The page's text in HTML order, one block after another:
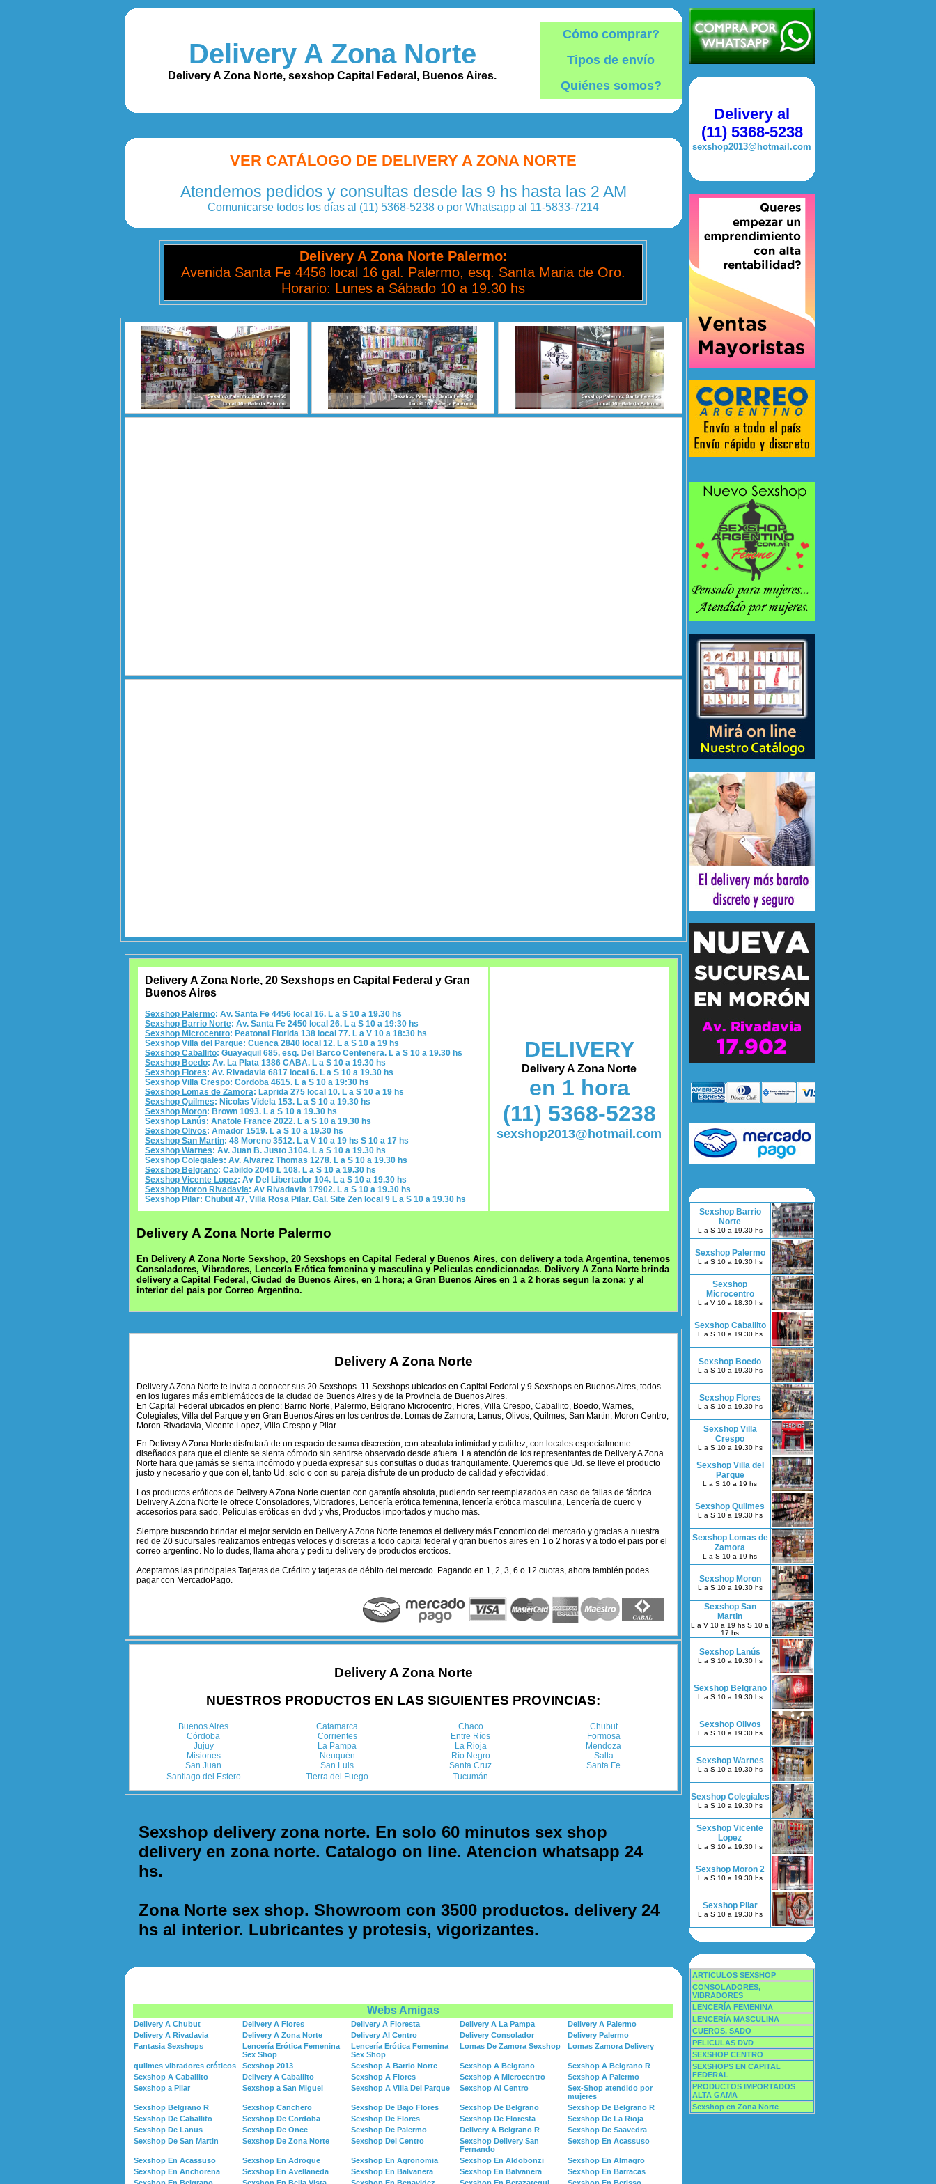
Delivery A Zona Norte
Delivery A Zona Norte, sexshop Capital Federal, Buenos Aires.
Cómo comprar?
Tipos de envío
Quiénes somos?
VER CATÁLOGO DE DELIVERY A ZONA NORTE
Atendemos pedidos y consultas desde las 9 hs hasta las 2 AM
Comunicarse todos los días al (11) 5368-5238 o por Whatsapp al 11-5833-7214
Delivery A Zona Norte Palermo:
Avenida Santa Fe 4456 local 16 gal. Palermo, esq. Santa Maria de Oro.
Horario: Lunes a Sábado 10 a 19.30 hs
Delivery A Zona Norte, 20 Sexshops en Capital Federal y Gran
Buenos Aires
Sexshop Palermo: Av. Santa Fe 4456 local 16. L a S 10 a 19.30 hs
Sexshop Barrio Norte: Av. Santa Fe 2450 local 26. L a S 10 a 19:30 hs
Sexshop Microcentro: Peatonal Florida 138 local 77. L a V 10 a 18:30 hs
Sexshop Villa del Parque: Cuenca 2840 local 12. L a S 10 a 19 hs
Sexshop Caballito: Guayaquil 685, esq. Del Barco Centenera. L a S 10 a 19.30 hs
Sexshop Boedo: Av. La Plata 1386 CABA. L a S 10 a 19.30 hs
Sexshop Flores: Av. Rivadavia 6817 local 6. L a S 10 a 19.30 hs
Sexshop Villa Crespo: Cordoba 4615. L a S 10 a 19:30 hs
Sexshop Lomas de Zamora: Laprida 275 local 10. L a S 10 a 19 hs
Sexshop Quilmes: Nicolas Videla 153. L a S 10 a 19.30 hs
Sexshop Moron: Brown 1093. L a S 10 a 19.30 hs
Sexshop Lanús: Anatole France 2022. L a S 10 a 19.30 hs
Sexshop Olivos: Amador 1519. L a S 10 a 19.30 hs
Sexshop San Martin: 48 Moreno 3512. L a V 10 a 19 hs S 10 a 17 hs
Sexshop Warnes: Av. Juan B. Justo 3104. L a S 10 a 19.30 hs
Sexshop Colegiales: Av. Alvarez Thomas 1278. L a S 10 a 19.30 hs
Sexshop Belgrano: Cabildo 2040 L 108. L a S 10 a 19.30 hs
Sexshop Vicente Lopez: Av Del Libertador 104. L a S 10 a 19.30 hs
Sexshop Moron Rivadavia: Av Rivadavia 17902. L a S 10 a 19.30 hs
Sexshop Pilar: Chubut 47, Villa Rosa Pilar. Gal. Site Zen local 9 L a S 10 a 19.30 hs
DELIVERY
Delivery A Zona Norte
en 1 hora
(11) 5368-5238
sexshop2013@hotmail.com
Delivery A Zona Norte Palermo
En Delivery A Zona Norte Sexshop, 20 Sexshops en Capital Federal y Buenos Aires, con delivery a toda Argentina, tenemos
Consoladores, Vibradores, Lencería Erótica femenina y masculina y Peliculas condicionadas. Delivery A Zona Norte brinda
delivery a Capital Federal, Ciudad de Buenos Aires, en 1 hora; a Gran Buenos Aires en 1 a 2 horas segun la zona; y al
interior del pais por Correo Argentino.
Delivery A Zona Norte
Delivery A Zona Norte te invita a conocer sus 20 Sexshops. 11 Sexshops ubicados en Capital Federal y 9 Sexshops en Buenos Aires, todos
en los lugares más emblemáticos de la ciudad de Buenos Aires y de la Provincia de Buenos Aires.
En Capital Federal ubicados en pleno: Barrio Norte, Palermo, Belgrano Microcentro, Flores, Villa Crespo, Caballito, Boedo, Warnes,
Colegiales, Villa del Parque y en Gran Buenos Aires en los centros de: Lomas de Zamora, Lanus, Olivos, Quilmes, San Martin, Moron Centro,
Moron Rivadavia, Vicente Lopez, Villa Crespo y Pilar.
En Delivery A Zona Norte disfrutará de un espacio de suma discreción, con absoluta intimidad y calidez, con locales especialmente
diseñados para que el cliente se sienta cómodo sin sentirse observado desde afuera. La atención de los representantes de Delivery A Zona
Norte hara que jamás se sienta incómodo y pueda expresar sus consultas o dudas tranquilamente. Queremos que Ud. se lleve el producto
justo y necesario y que con él, tanto Ud. solo o con su pareja disfrute de un producto de calidad y efectividad.
Los productos eróticos de Delivery A Zona Norte cuentan con garantía absoluta, pudiendo ser reemplazados en caso de fallas de fábrica.
Delivery A Zona Norte le ofrece Consoladores, Vibradores, Lencería erótica femenina, lencería erótica masculina, Lencería de cuero y
accesorios para sado, Películas eróticas en dvd y vhs, Productos importados y mucho más.
Siempre buscando brindar el mejor servicio en Delivery A Zona Norte tenemos el delivery más Economico del mercado y gracias a nuestra
red de 20 sucursales realizamos entregas veloces y discretas a todo capital federal y gran buenos aires en 1 o 2 horas y a todo el pais por el
correo argentino. No lo dudes, llama ahora y pedí tu delivery de productos eroticos.
Aceptamos las principales Tarjetas de Crédito y tarjetas de débito del mercado. Pagando en 1, 2, 3, 6 o 12 cuotas, ahora también podes
pagar con MercadoPago.
Delivery A Zona Norte
NUESTROS PRODUCTOS EN LAS SIGUIENTES PROVINCIAS:
Buenos Aires Catamarca Chaco
Chubut
Córdoba
Corrientes Entre Ríos
Formosa
Jujuy
La Pampa La Rioja
Mendoza
Misiones
Neuquén Río Negro
Salta
San Juan
San Luis Santa Cruz
Santa Fe
Santiago del Estero
Tierra del Fuego Tucumán
Sexshop delivery zona norte. En solo 60 minutos sex shop
delivery en zona norte. Catalogo on line. Atencion whatsapp 24
hs.
Zona Norte sex shop. Showroom con 3500 productos. delivery 24
hs al interior. Lubricantes y protesis, vigorizantes.
Webs Amigas
Delivery A Chubut Delivery A Flores Delivery A Floresta Delivery A La Pampa
Delivery A Palermo
Delivery A Rivadavia
Delivery A Zona Norte Delivery Al Centro Delivery Consolador
Delivery Palermo
Fantasia Sexshops
Lencería Erótica Femenina
Sex Shop
Lencería Erótica Femenina
Sex Shop
Lomas De Zamora Sexshop Lomas Zamora Delivery
quilmes vibradores eróticos Sexshop 2013 Sexshop A Barrio Norte Sexshop A Belgrano
Sexshop A Belgrano R
Sexshop A Caballito
Delivery A Caballito Sexshop A Flores Sexshop A Microcentro
Sexshop A Palermo
Sexshop a Pilar
Sexshop a San Miguel Sexshop A Villa Del Parque Sexshop Al Centro
Sex-Shop atendido por
mujeres
Sexshop Belgrano R
Sexshop Canchero Sexshop De Bajo Flores Sexshop De Belgrano
Sexshop De Belgrano R
Sexshop De Caballito
Sexshop De Cordoba Sexshop De Flores Sexshop De Floresta
Sexshop De La Rioja
Sexshop De Lanus
Sexshop De Once Sexshop De Palermo Delivery A Belgrano R
Sexshop De Saavedra
Sexshop De San Martin
Sexshop De Zona Norte Sexshop Del Centro
Sexshop Delivery San
Fernando
Sexshop En Acassuso
Sexshop En Acassuso Sexshop En Adrogue Sexshop En Agronomia Sexshop En Aldobonzi
Sexshop En Almagro
Sexshop En Anchorena
Sexshop En Avellaneda Sexshop En Balvanera Sexshop En Balvanera
Sexshop En Barracas
Delivery al
(11) 5368-5238
sexshop2013@hotmail.com
Sexshop Barrio
Norte
L a S 10 a 19.30 hs
Sexshop Palermo
L a S 10 a 19.30 hs
Sexshop
Microcentro
L a V 10 a 18.30 hs
Sexshop Caballito
L a S 10 a 19.30 hs
Sexshop Boedo
L a S 10 a 19.30 hs
Sexshop Flores
L a S 10 a 19.30 hs
Sexshop Villa
Crespo
L a S 10 a 19.30 hs
Sexshop Villa del
Parque
L a S 10 a 19 hs
Sexshop Quilmes
L a S 10 a 19.30 hs
Sexshop Lomas de
Zamora
L a S 10 a 19 hs
Sexshop Moron
L a S 10 a 19.30 hs
Sexshop San
Martin
L a V 10 a 19 hs S 10 a
17 hs
Sexshop Lanús
L a S 10 a 19.30 hs
Sexshop Belgrano
L a S 10 a 19.30 hs
Sexshop Olivos
L a S 10 a 19.30 hs
Sexshop Warnes
L a S 10 a 19.30 hs
Sexshop Colegiales
L a S 10 a 19.30 hs
Sexshop Vicente
Lopez
L a S 10 a 19.30 hs
Sexshop Moron 2
L a S 10 a 19.30 hs
Sexshop Pilar
L a S 10 a 19.30 hs
ARTICULOS SEXSHOP
CONSOLADORES,
VIBRADORES
LENCERÍA FEMENINA
LENCERÍA MASCULINA
CUEROS, SADO
PELICULAS DVD
SEXSHOP CENTRO
SEXSHOPS EN CAPITAL
FEDERAL
PRODUCTOS IMPORTADOS
ALTA GAMA
Sexshop en Zona Norte